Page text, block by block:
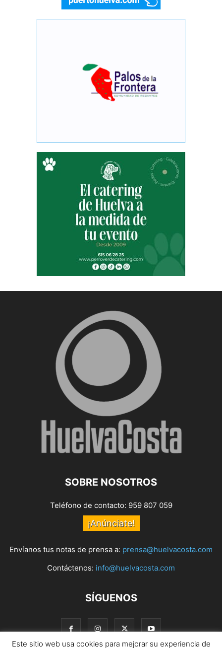
SOBRE NOSOTROS
Teléfono de contacto: 959 807 059
¡Anúnciate!
Envíanos tus notas de prensa a: prensa@huelvacosta.com
Contáctenos: info@huelvacosta.com
SÍGUENOS
Este sitio web usa cookies para mejorar su experiencia de